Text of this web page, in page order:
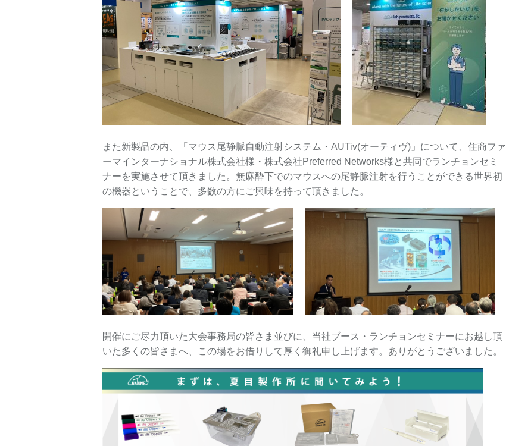
また新製品の内、「マウス尾静脈自動注射システム・AUTiv(オーティヴ)」について、住商ファ
ーマインターナショナル株式会社様・株式会社Preferred Networks様と共同でランチョンセミ
ナーを実施させて頂きました。無麻酔下でのマウスへの尾静脈注射を行うことができる世界初
の機器ということで、多数の方にご興味を持って頂きました。
開催にご尽力頂いた大会事務局の皆さま並びに、当社ブース・ランチョンセミナーにお越し頂
いた多くの皆さまへ、この場をお借りして厚く御礼申し上げます。ありがとうございました。